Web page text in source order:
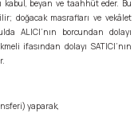
kabul, beyan ve taahhüt eder. Bu
doğacak masrafları ve vekâlet
ALICI’nın borcundan dolayı
ifasından dolayı SATICI’nın
yaparak,